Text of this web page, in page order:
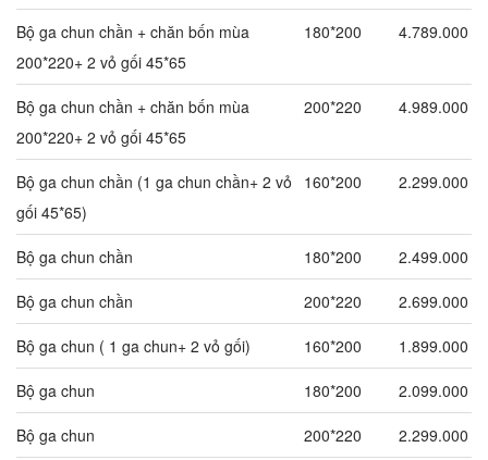
Bộ ga chun chần + chăn bốn mùa
200*220+ 2 vỏ gối 45*65
180*200 4.789.000
Bộ ga chun chần + chăn bốn mùa
200*220+ 2 vỏ gối 45*65
200*220 4.989.000
Bộ ga chun chần (1 ga chun chần+ 2 vỏ
gối 45*65)
160*200 2.299.000
Bộ ga chun chần 180*200 2.499.000
Bộ ga chun chần 200*220 2.699.000
Bộ ga chun ( 1 ga chun+ 2 vỏ gối) 160*200 1.899.000
Bộ ga chun 180*200 2.099.000
Bộ ga chun 200*220 2.299.000